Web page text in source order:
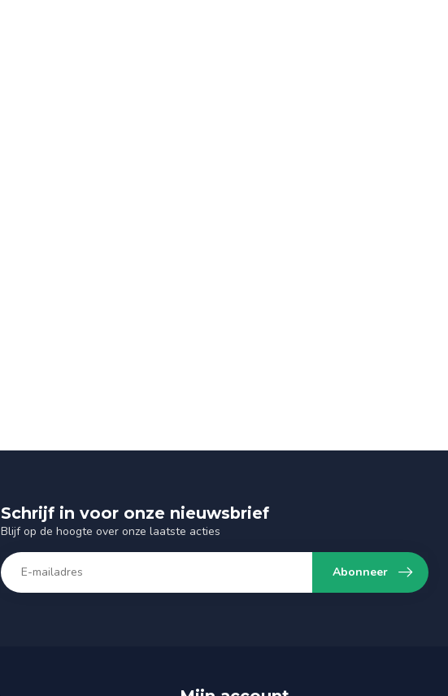
Schrijf in voor onze nieuwsbrief
Blijf op de hoogte over onze laatste acties
Abonneer